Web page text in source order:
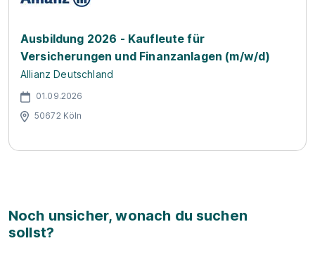
Ausbildung 2026 - Kaufleute für
Versicherungen und Finanzanlagen (m/w/d)
Allianz Deutschland
01.09.2026
50672 Köln
Noch unsicher, wonach du suchen
sollst?